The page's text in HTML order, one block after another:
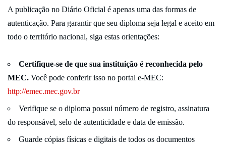
A publicação no Diário Oficial é apenas uma das formas de
autenticação. Para garantir que seu diploma seja legal e aceito em
todo o território nacional, siga estas orientações:
Certifique-se de que sua instituição é reconhecida pelo
MEC. Você pode conferir isso no portal e-MEC:
http://emec.mec.gov.br
Verifique se o diploma possui número de registro, assinatura
do responsável, selo de autenticidade e data de emissão.
Guarde cópias físicas e digitais de todos os documentos